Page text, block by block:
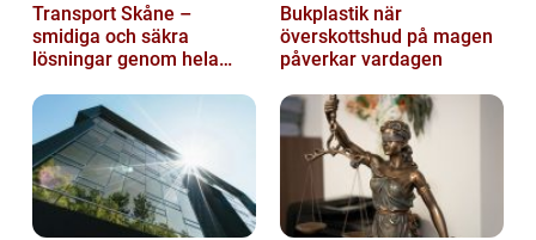
Transport Skåne –
smidiga och säkra
lösningar genom hela
Bukplastik när
överskottshud på magen
påverkar vardagen